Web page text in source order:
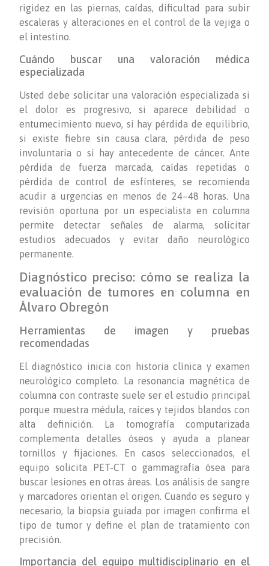
rigidez en las piernas, caídas, dificultad para subir
escaleras y alteraciones en el control de la vejiga o
el intestino.
Cuándo buscar una valoración médica
especializada
Usted debe solicitar una valoración especializada si
el dolor es progresivo, si aparece debilidad o
entumecimiento nuevo, si hay pérdida de equilibrio,
si existe fiebre sin causa clara, pérdida de peso
involuntaria o si hay antecedente de cáncer. Ante
pérdida de fuerza marcada, caídas repetidas o
pérdida de control de esfínteres, se recomienda
acudir a urgencias en menos de 24–48 horas. Una
revisión oportuna por un especialista en columna
permite detectar señales de alarma, solicitar
estudios adecuados y evitar daño neurológico
permanente.
Diagnóstico preciso: cómo se realiza la
evaluación de tumores en columna en
Álvaro Obregón
Herramientas de imagen y pruebas
recomendadas
El diagnóstico inicia con historia clínica y examen
neurológico completo. La resonancia magnética de
columna con contraste suele ser el estudio principal
porque muestra médula, raíces y tejidos blandos con
alta definición. La tomografía computarizada
complementa detalles óseos y ayuda a planear
tornillos y fijaciones. En casos seleccionados, el
equipo solicita PET-CT o gammagrafía ósea para
buscar lesiones en otras áreas. Los análisis de sangre
y marcadores orientan el origen. Cuando es seguro y
necesario, la biopsia guiada por imagen confirma el
tipo de tumor y define el plan de tratamiento con
precisión.
Importancia del equipo multidisciplinario en el